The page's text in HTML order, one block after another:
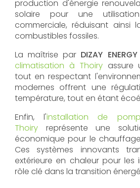
production d'énergie
solaire pour une
commerciale, réduisant ainsi
combustibles fossiles.
La maîtrise par DIZAY ENERGY
climatisation à Thoiryassure
tout en respectant
modernes offrent une
température, tout en étant
Enfin, l'installation de
Thoiry représente une
économique pour le
Ces systèmes innovants
extérieure en chaleur pour les
rôle clé dans la transition